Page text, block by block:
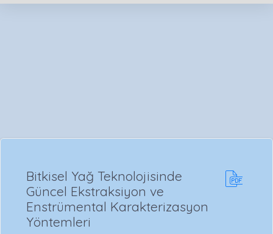
Bitkisel Yağ Teknolojisinde
Güncel Ekstraksiyon ve
Enstrümental Karakterizasyon
Yöntemleri